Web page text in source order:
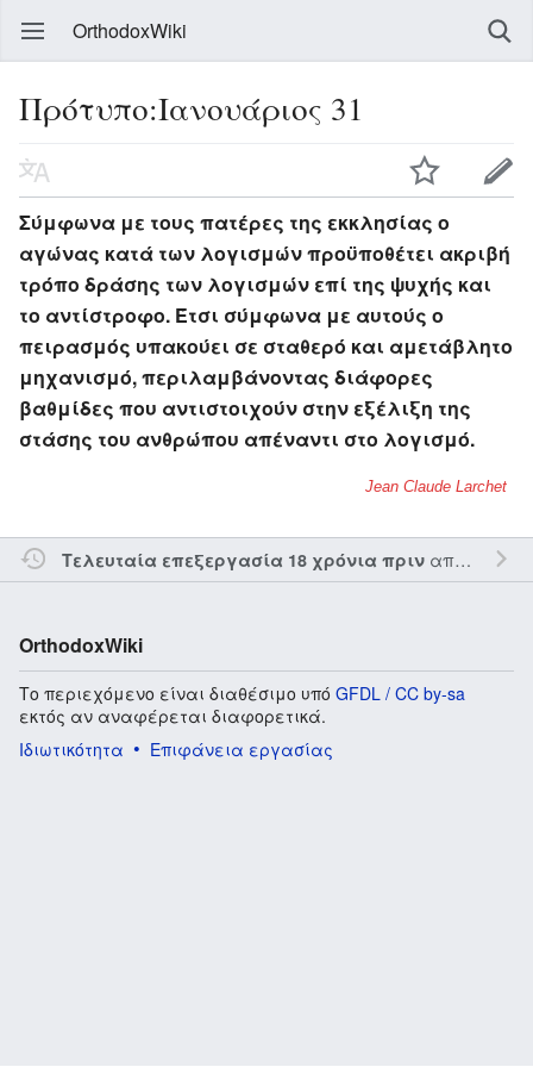
OrthodoxWiki
Πρότυπο:Ιανουάριος 31
Σύμφωνα με τους πατέρες της εκκλησίας ο
αγώνας κατά των λογισμών προϋποθέτει ακριβή
τρόπο δράσης των λογισμών επί της ψυχής και
το αντίστροφο. Έτσι σύμφωνα με αυτούς ο
πειρασμός υπακούει σε σταθερό και αμετάβλητο
μηχανισμό, περιλαμβάνοντας διάφορες
βαθμίδες που αντιστοιχούν στην εξέλιξη της
στάσης του ανθρώπου απέναντι στο λογισμό.
Jean Claude Larchet
Τελευταία επεξεργασία 18 χρόνια πριναπό τον την
OrthodoxWiki
Το περιεχόμενο είναι διαθέσιμο υπό GFDL / CC by-sa
εκτός αν αναφέρεται διαφορετικά.
Ιδιωτικότητα
Επιφάνεια εργασίας